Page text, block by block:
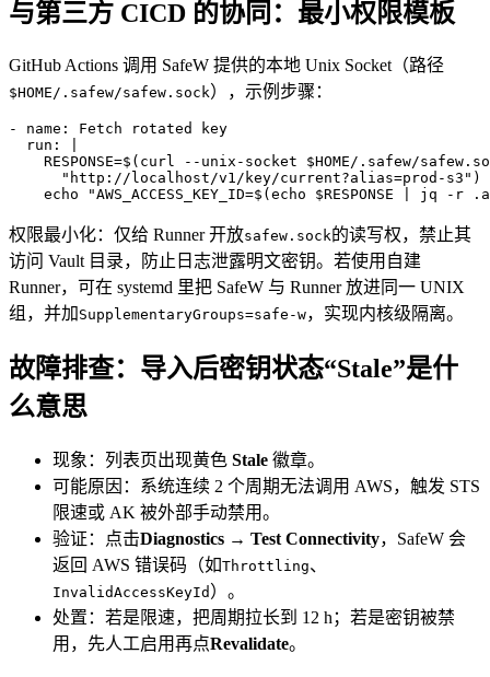
与第三方 CICD 的协同：最小权限模板
GitHub Actions 调用 SafeW 提供的本地 Unix Socket（路径
$HOME/.safew/safew.sock），示例步骤：
- name: Fetch rotated key
  run: |
RESPONSE=$(curl --unix-socket $HOME/.safew/
      "http://localhost/v1/key/current?alias=prod-s3")
权限最小化：仅给 Runner 开放safew.sock的读写权，禁止其
访问 Vault 目录，防止日志泄露明文密钥。若使用自建
Runner，可在 systemd 里把 SafeW 与 Runner 放进同一 UNIX
组，并加 SupplementaryGroups=safe-w，实现内核级隔离。
故障排查：导入后密钥状态“Stale”是什
么意思
现象：列表页出现黄色 Stale 徽章。
可能原因：系统连续 2 个周期无法调用 AWS，触发 STS
限速或 AK 被外部手动禁用。
验证：点击Diagnostics → Test Connectivity，SafeW 会
返回 AWS 错误码（如Throttling、
InvalidAccessKeyId ）。
处置：若是限速，把周期拉长到 12 h；若是密钥被禁
用，先人工启用再点Revalidate。